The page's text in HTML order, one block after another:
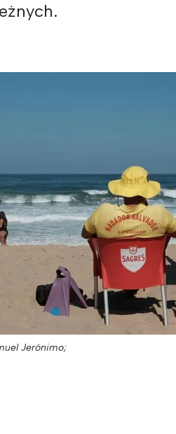
Jerónimo;